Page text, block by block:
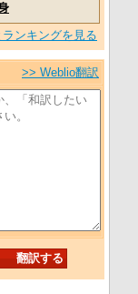
ンキングを見る
>> Weblio翻訳